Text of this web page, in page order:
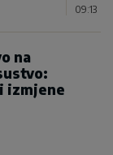
09:13
na
izmjene